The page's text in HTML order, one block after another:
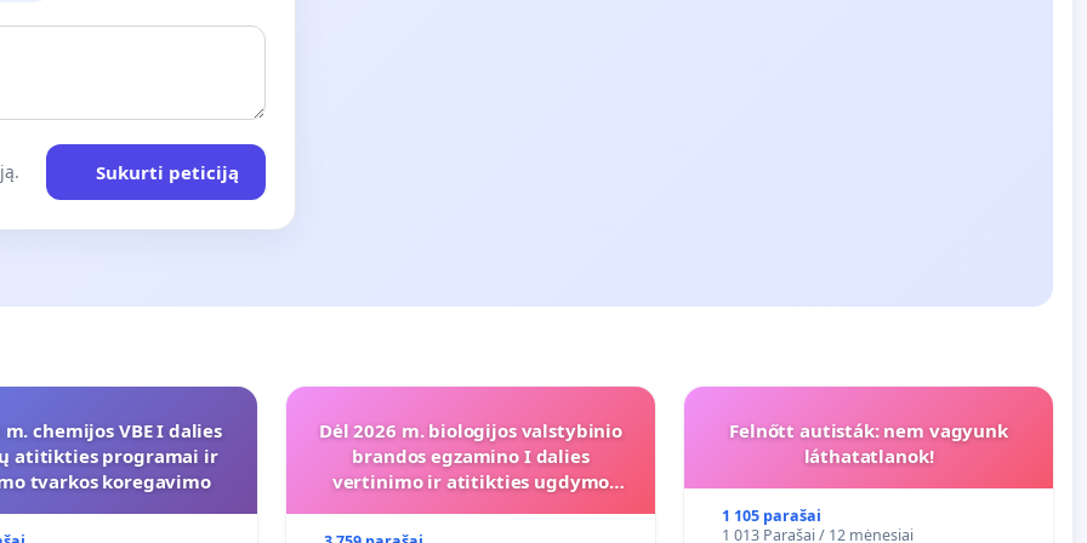
Sukurti peticiją
m. chemijos VBE I dalies
atitikties programai ir
tvarkos koregavimo
Dėl 2026 m. biologijos valstybinio
brandos egzamino I dalies
vertinimo ir atitikties ugdymo
Felnőtt autisták: nem vagyunk
láthatatlanok!
1 105 parašai
1 013 Parašai / 12 mėnesiai